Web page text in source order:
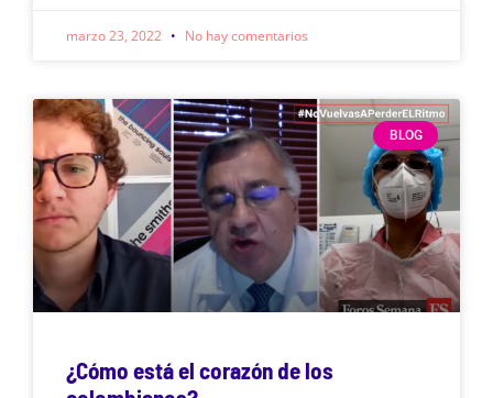
marzo 23, 2022 No hay comentarios
BLOG
¿Cómo está el corazón de los